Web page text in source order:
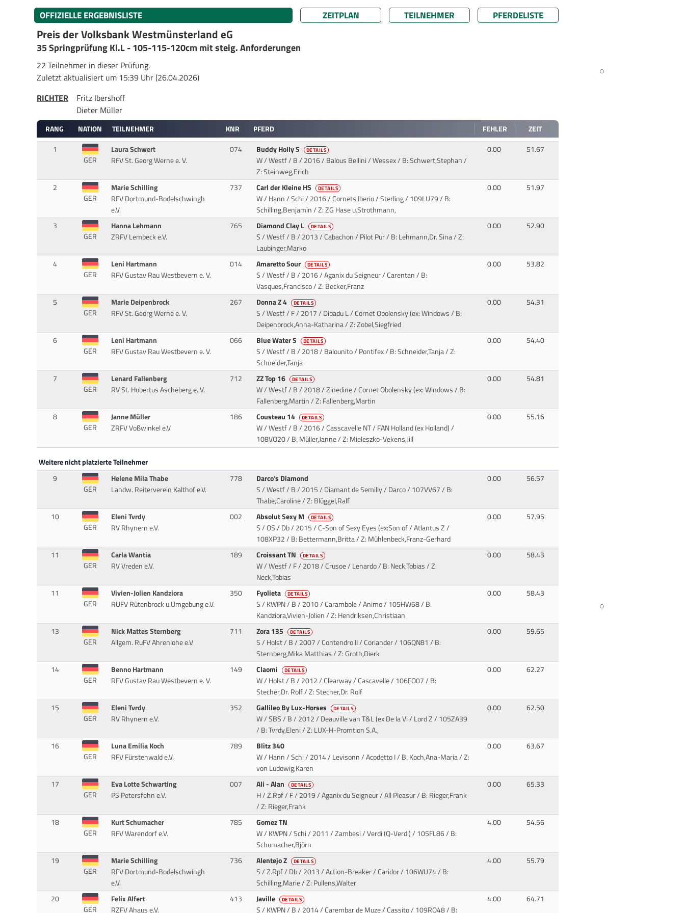
OFFIZIELLE ERGEBNISLISTE ZEITPLAN TEILNEHMER PFERDELISTE
Preis der Volksbank Westmünsterland eG
35 Springprüfung Kl.L - 105-115-120cm mit steig. Anforderungen
22 Teilnehmer in dieser Prüfung.
Zuletzt aktualisiert um 15:39 Uhr (26.04.2026)
RICHTER
Fritz Ibershoff
Dieter Müller
RANG NATION TEILNEHMER KNR PFERD FEHLER
ZEIT
1
GER
Laura Schwert
RFV St. Georg Werne e. V.
074 Buddy Holly S DETAILS
W / Westf / B / 2016 / Balous Bellini / Wessex/ B: Schwert,Stephan /
Z: Steinweg,Erich
0.00 51.67
2
GER
Marie Schilling
RFV Dortmund-Bodelschwingh
e.V.
737 Carl der Kleine HS DETAILS
W / Hann / Schi / 2016 / Cornets Iberio / Sterling/ 109LU79 / B:
Schilling,Benjamin / Z: ZG Hase u.Strothmann,
0.00 51.97
3
GER
Hanna Lehmann
ZRFV Lembeck e.V.
765 Diamond Clay L DETAILS
S / Westf / B / 2013 / Cabachon / Pilot Pur/ B: Lehmann,Dr. Sina / Z:
Laubinger,Marko
0.00 52.90
4
GER
Leni Hartmann
RFV Gustav Rau Westbevern e. V.
014 Amaretto Sour DETAILS
S / Westf / B / 2016 / Aganix du Seigneur / Carentan/ B:
Vasques,Francisco / Z: Becker,Franz
0.00 53.82
5
GER
Marie Deipenbrock
RFV St. Georg Werne e. V.
267 Donna Z 4 DETAILS
S / Westf / F / 2017 / Dibadu L / Cornet Obolensky (ex: Windows/ B:
Deipenbrock,Anna-Katharina / Z: Zobel,Siegfried
0.00 54.31
6
GER
Leni Hartmann
RFV Gustav Rau Westbevern e. V.
066 Blue Water S DETAILS
S / Westf / B / 2018 / Balounito / Pontifex/ B: Schneider,Tanja / Z:
Schneider,Tanja
0.00 54.40
7
GER
Lenard Fallenberg
RV St. Hubertus Ascheberg e. V.
712 ZZ Top 16 DETAILS
W / Westf / B / 2018 / Zinedine / Cornet Obolensky (ex: Windows/ B:
Fallenberg,Martin / Z: Fallenberg,Martin
0.00 54.81
8
GER
Janne Müller
ZRFV Voßwinkel e.V.
186 Cousteau 14 DETAILS
W / Westf / B / 2016 / Casscavelle NT / FAN Holland (ex Holland)/
108VO20 / B: Müller,Janne / Z: Mieleszko-Vekens,Jill
0.00 55.16
Weitere nicht platzierte Teilnehmer
9
GER
Helene Mila Thabe
Landw. Reiterverein Kalthof e.V.
778
Darco's Diamond
S / Westf / B / 2015 / Diamant de Semilly / Darco/ 107VV67 / B:
Thabe,Caroline / Z: Blüggel,Ralf
0.00 56.57
10
GER
Eleni Tvrdy
RV Rhynern e.V.
002 Absolut Sexy M DETAILS
S / OS / Db / 2015 / C-Son of Sexy Eyes (ex:Son of / Atlantus Z/
108XP32 / B: Bettermann,Britta / Z: Mühlenbeck,Franz-Gerhard
0.00 57.95
11
GER
Carla Wantia
RV Vreden e.V.
189 Croissant TN DETAILS
W / Westf / F / 2018 / Crusoe / Lenardo/ B: Neck,Tobias / Z:
Neck,Tobias
0.00 58.43
11
GER
Vivien-Jolien Kandziora
RUFV Rütenbrock u.Umgebung e.V.
350 Fyolieta DETAILS
S / KWPN / B / 2010 / Carambole / Animo/ 105HW68 / B:
Kandziora,Vivien-Jolien / Z: Hendriksen,Christiaan
0.00 58.43
13
GER
Nick Mattes Sternberg
Allgem. RuFV Ahrenlohe e.V
711 Zora 135 DETAILS
S / Holst / B / 2007 / Contendro II / Coriander/ 106QN81 / B:
Sternberg,Mika Matthias / Z: Groth,Dierk
0.00 59.65
14
GER
Benno Hartmann
RFV Gustav Rau Westbevern e. V.
149 Claomi DETAILS
W / Holst / B / 2012 / Clearway / Cascavelle/ 106FO07 / B:
Stecher,Dr. Rolf / Z: Stecher,Dr. Rolf
0.00 62.27
15
GER
Eleni Tvrdy
RV Rhynern e.V.
352 Gallileo By Lux-Horses DETAILS
W / SBS / B / 2012 / Deauville van T&L (ex De la Vi / Lord Z/ 105ZA39
/ B: Tvrdy,Eleni / Z: LUX-H-Promtion S.A.,
0.00 62.50
16
GER
Luna Emilia Koch
RFV Fürstenwald e.V.
789
Blitz 340
W / Hann / Schi / 2014 / Levisonn / Acodetto I/ B: Koch,Ana-Maria / Z:
von Ludowig,Karen
0.00 63.67
17
GER
Eva Lotte Schwarting
PS Petersfehn e.V.
007 Ali - Alan DETAILS
H / Z.Rpf / F / 2019 / Aganix du Seigneur / All Pleasur/ B: Rieger,Frank
/ Z: Rieger,Frank
0.00 65.33
18
GER
Kurt Schumacher
RFV Warendorf e.V.
785
Gomez TN
W / KWPN / Schi / 2011 / Zambesi / Verdi (Q-Verdi)/ 105FL86 / B:
Schumacher,Björn
4.00 54.56
19
GER
Marie Schilling
RFV Dortmund-Bodelschwingh
e.V.
736 Alentejo Z DETAILS
S / Z.Rpf / Db / 2013 / Action-Breaker / Caridor/ 106WU74 / B:
Schilling,Marie / Z: Pullens,Walter
4.00 55.79
20
GER
Felix Alfert
RZFV Ahaus e.V.
413 Javille DETAILS
S / KWPN / B / 2014 / Carembar de Muze / Cassito/ 109RO48 / B:
4.00 64.71